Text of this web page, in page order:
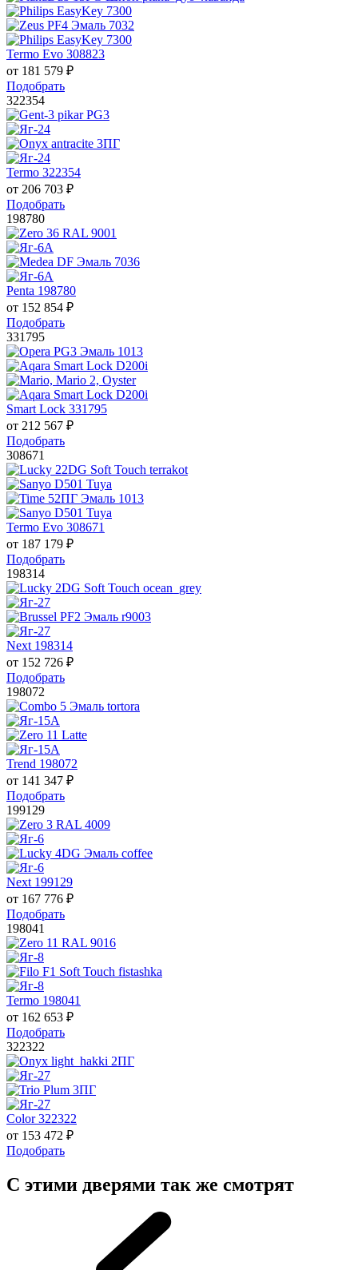
Termo Evo 308823
от 181 579 ₽
Подобрать
322354
Termo 322354
от 206 703 ₽
Подобрать
198780
Penta 198780
от 152 854 ₽
Подобрать
331795
Smart Lock 331795
от 212 567 ₽
Подобрать
308671
Termo Evo 308671
от 187 179 ₽
Подобрать
198314
Next 198314
от 152 726 ₽
Подобрать
198072
Trend 198072
от 141 347 ₽
Подобрать
199129
Next 199129
от 167 776 ₽
Подобрать
198041
Termo 198041
от 162 653 ₽
Подобрать
322322
Color 322322
от 153 472 ₽
Подобрать
С этими дверями так же смотрят